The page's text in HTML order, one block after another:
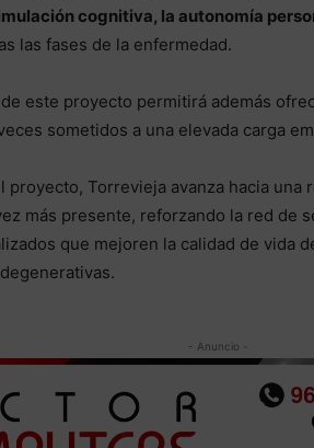
cognitiva, la autonomía
las fases de la enfermedad.
este proyecto permitirá además
sometidos a una elevada carga
proyecto, Torrevieja avanza hacia una
más presente, reforzando la red de
que mejoren la calidad de vida
- Anuncio -